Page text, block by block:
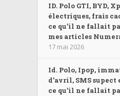
ID. Polo GTI, BYD,
électriques, frais
ce qu’il ne fallait
mes articles
17 mai 2026
Id. Polo, Ipop,
d’avril, SMS
ce qu’il ne fallait